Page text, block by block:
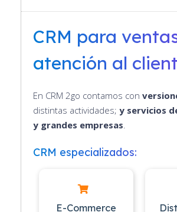
CRM para
atención al
En CRM 2go contamos con
distintas actividades; y servicios
y grandes empresas
CRM especializados:
E-Commerce